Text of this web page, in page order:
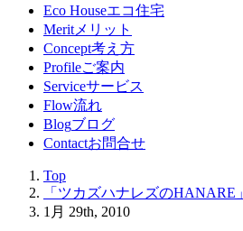
Eco Houseエコ住宅
Merit メリット
Concept考え方
Profileご案内
Serviceサービス
Flow流れ
Blogブログ
Contactお問合せ
Top
「ツカズハナレズのHANARE」
1月 29th, 2010